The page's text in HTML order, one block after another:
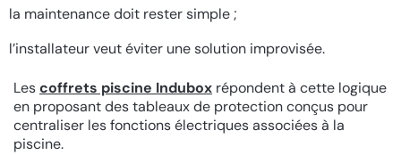
la maintenance doit rester simple ;
l’installateur veut éviter une solution improvisée.
Lescoffrets piscine Indubox répondent à cette logique
en proposant des tableaux de protection conçus pour
centraliser les fonctions électriques associées à la
piscine.